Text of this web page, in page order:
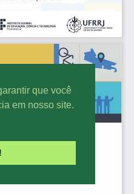
que você
em nosso site.